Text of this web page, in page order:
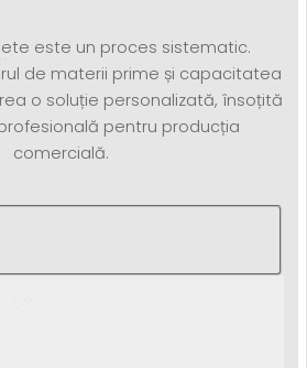
este un proces sistematic.
de materii prime și capacitatea
o soluție personalizată, însoțită
pentru producția
comercială.